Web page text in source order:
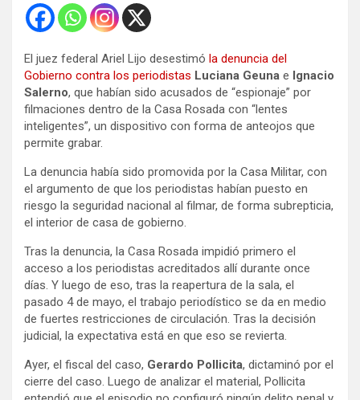
El juez federal Ariel Lijo desestimó la denuncia del
Gobierno contra los periodistas Luciana Geuna e Ignacio
Salerno, que habían sido acusados de “espionaje” por
filmaciones dentro de la Casa Rosada con “lentes
inteligentes”, un dispositivo con forma de anteojos que
permite grabar.
La denuncia había sido promovida por la Casa Militar, con
el argumento de que los periodistas habían puesto en
riesgo la seguridad nacional al filmar, de forma subrepticia,
el interior de casa de gobierno.
Tras la denuncia, la Casa Rosada impidió primero el
acceso a los periodistas acreditados allí durante once
días. Y luego de eso, tras la reapertura de la sala, el
pasado 4 de mayo, el trabajo periodístico se da en medio
de fuertes restricciones de circulación. Tras la decisión
judicial, la expectativa está en que eso se revierta.
Ayer, el fiscal del caso, Gerardo Pollicita, dictaminó por el
cierre del caso. Luego de analizar el material, Pollicita